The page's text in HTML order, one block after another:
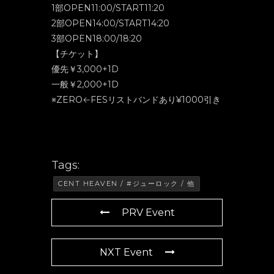
1部OPEN11:00/START11:20
2部OPEN14:00/START14:20
3部OPEN18:00/18:20
【チケット】
優先￥3,000+1D
一般￥2,000+1D
※ZERO←FESリストバンドあり¥1000引き
Tags:
CENT HEAVEN / #ジューロック / 他
PRV Event
NXT Event